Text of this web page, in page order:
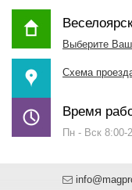
Веселоярск
Выберите
Схема
Время
Пн - Вск 8:00-